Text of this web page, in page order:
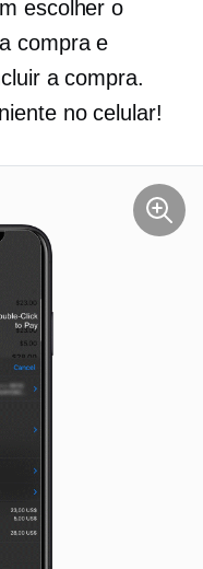
escolher o
compra e
a compra.
no celular!